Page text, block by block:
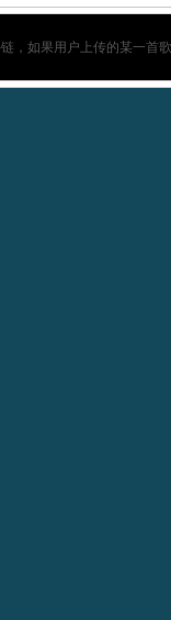
，如果用户上传的某一首